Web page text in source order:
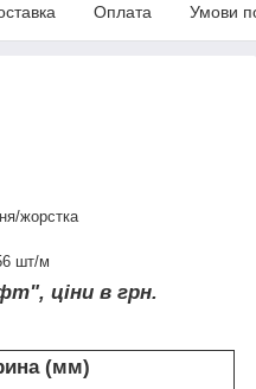
Оплата Умови
жорстка
шт/м
ціни в грн.
(мм)